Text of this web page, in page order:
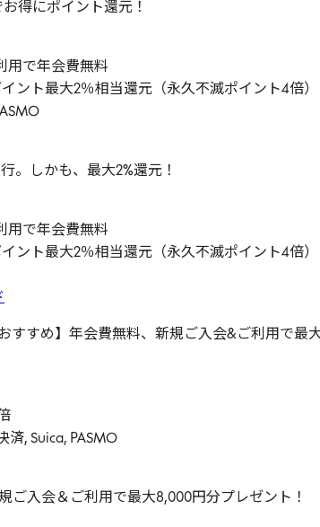
得にポイント還元！
用で年会費無料
ント最大2％相当還元（永久不滅ポイント4倍
。しかも、最大2%還元！
用で年会費無料
ント最大2％相当還元（永久不滅ポイント4倍
すすめ】年会費無料、新規ご入会&ご利用で最
, Suica, PASMO
ご入会＆ご利用で最大8,000円分プレゼント！